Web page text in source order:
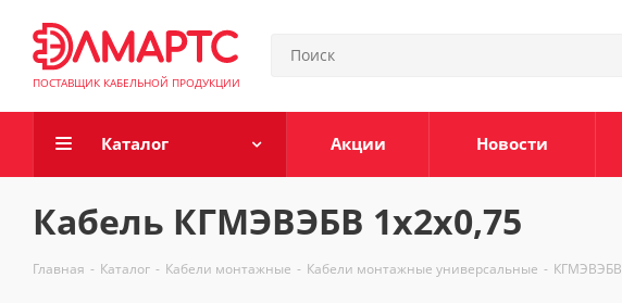
ПОСТАВЩИК КАБЕЛЬНОЙ ПРОДУКЦИИ
Каталог Акции Новости
Кабель КГМЭВЭБВ 1х2х0,75
Главная - Каталог - Кабели монтажные - Кабели монтажные универсальные - КГМЭВЭБВ